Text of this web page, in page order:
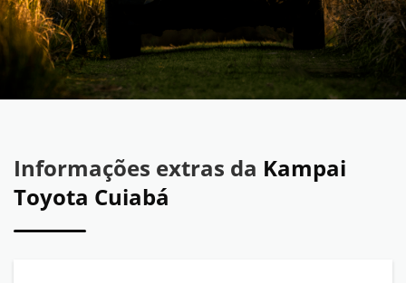
Informações extras da Kampai
Toyota Cuiabá